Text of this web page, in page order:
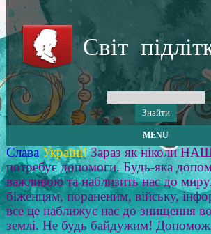
Світ
MENU
Слава Україні! Зараз як ніколи
потребує допомоги. Будь-яка
важливою та наблизить нас до
біженцям, пораненим, війську,
все це наближує нас до знищення
землі. Не будь байдужим!